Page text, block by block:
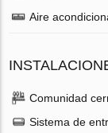
Aire
Comunidad
Sistema de